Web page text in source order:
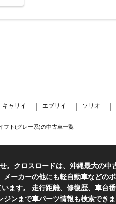
キャリイ エブリイ ソリオ
フト(グレー系)の中古車一覧
。クロスロードは、沖縄最大の中
メーカーの他にも軽自動車などの
ます。 走行距離、修復歴、車台
ジンまで車パーツ情報も検索でき